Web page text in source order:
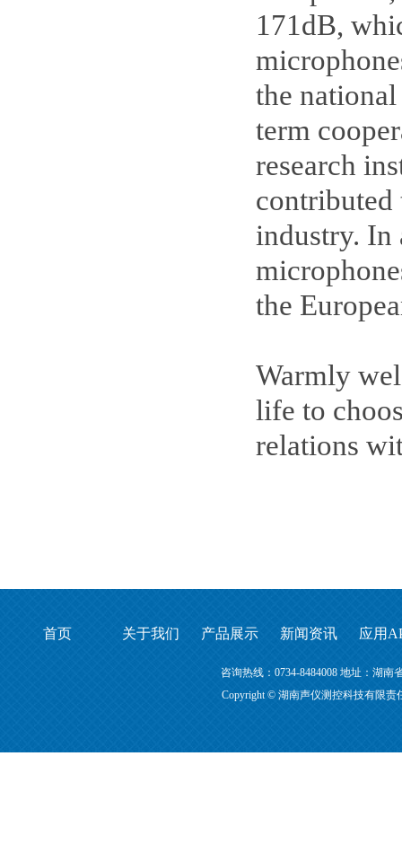
171dB,
the
term
research
contributed
industry. In
the
Warmly
life to
relations
首页 关于我们 产品展示 新闻资讯 应用
咨询热线：0734-8484008 地址：湖
Copyright © 湖南声仪测控科技有限